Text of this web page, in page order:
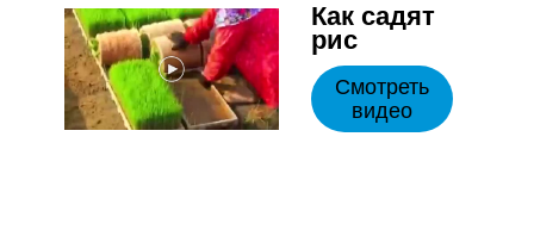
Как садят
рис
Смотреть
видео